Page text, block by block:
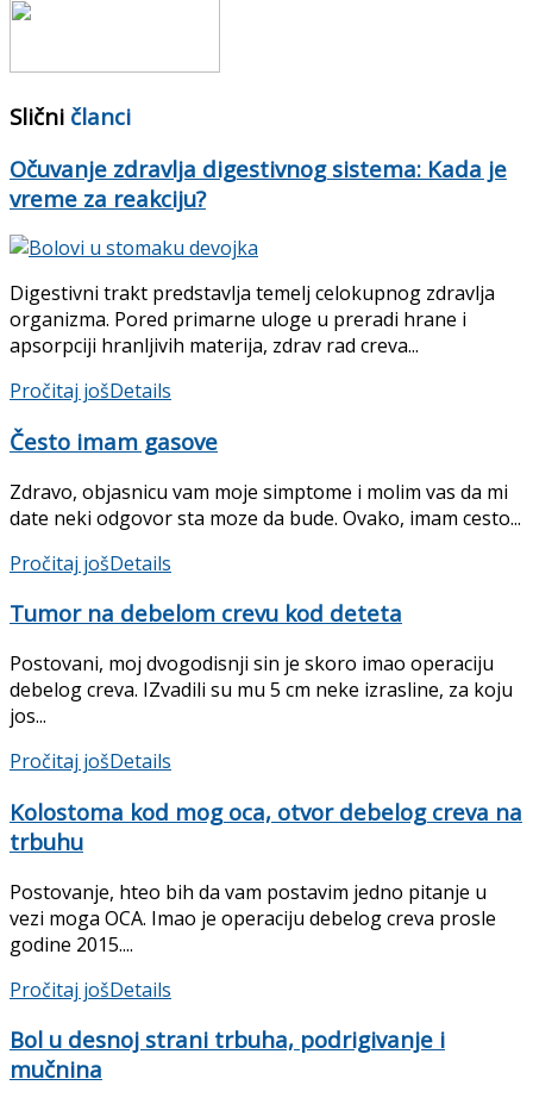
Slični članci
Očuvanje zdravlja digestivnog sistema: Kada je
vreme za reakciju?
Digestivni trakt predstavlja temelj celokupnog zdravlja
organizma. Pored primarne uloge u preradi hrane i
apsorpciji hranljivih materija, zdrav rad creva...
Pročitaj jošDetails
Često imam gasove
Zdravo, objasnicu vam moje simptome i molim vas da mi
date neki odgovor sta moze da bude. Ovako, imam cesto...
Pročitaj jošDetails
Tumor na debelom crevu kod deteta
Postovani, moj dvogodisnji sin je skoro imao operaciju
debelog creva. IZvadili su mu 5 cm neke izrasline, za koju
jos...
Pročitaj jošDetails
Kolostoma kod mog oca, otvor debelog creva na
trbuhu
Postovanje, hteo bih da vam postavim jedno pitanje u
vezi moga OCA. Imao je operaciju debelog creva prosle
godine 2015....
Pročitaj jošDetails
Bol u desnoj strani trbuha, podrigivanje i
mučnina